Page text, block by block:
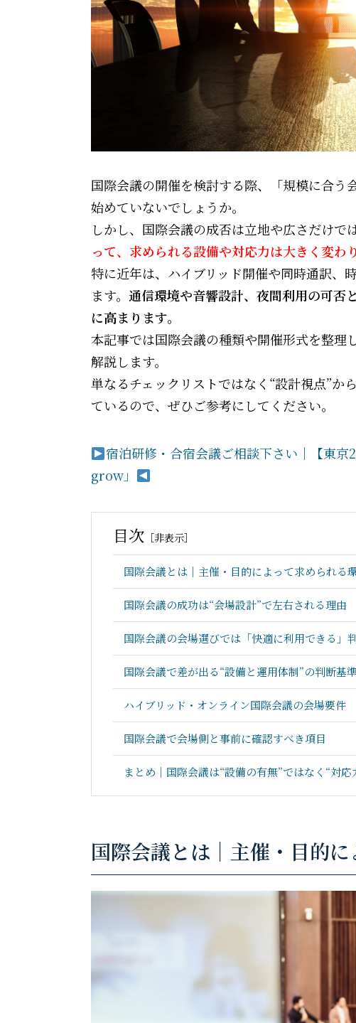
国際会議の開催を検討する際、「規模に合
始めていないでしょうか。
しかし、国際会議の成否は立地や広さだけで
って、求められる設備や対応力は大きく変わり
特に近年は、ハイブリッド開催や同時通訳、
ます。 通信環境や音響設計、夜間利用の可否
に高まります。
本記事では国際会議の種類や開催形式を整理
解説します。
単なるチェックリストではなく“設計視点”か
ているので、ぜひご参考にしてください。
宿泊研修・合宿会議ご相談下さい｜【東
grow」
目次 ［非表示］
国際会議とは｜主催・目的によって求められる
国際会議の成功は“会場設計”で左右される理由
国際会議の会場選びでは「快適に利用できる」
国際会議で差が出る“設備と運用体制”の判断基準
ハイブリッド・オンライン国際会議の会場要件
国際会議で会場側と事前に確認すべき項目
まとめ｜国際会議は“設備の有無”ではなく“対応
国際会議とは｜主催・目的